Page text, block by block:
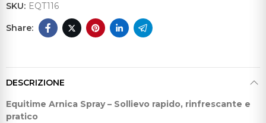
SKU: EQT116
DESCRIZIONE
Equitime Arnica Spray – Sollievo rapido, rinfrescante e
pratico